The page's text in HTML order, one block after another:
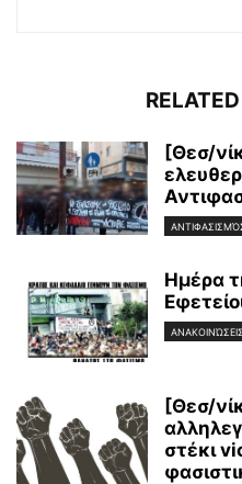
[Θεσ/
Ημέρα
ΑΝΑΚΟΙΝΏΣΕΙΣ
[Θεσ/
στέκι